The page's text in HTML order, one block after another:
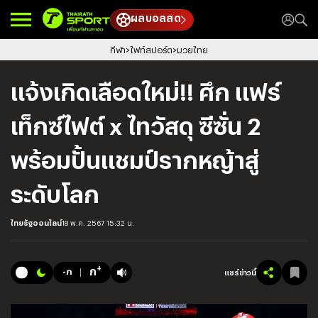
ผลบอลสด
กีฬา ไฟท์สปอร์ต มวยไทย
แจ้งเกิดเลือดใหม่!! ศึก แฟร์
เท็กซ์ไฟต์ x ไทวัสดุ ซีซั่น 2
พร้อมปั้นแชมป์รากหญ้าสู่
ระดับโลก
ไทยรัฐออนไลน์18 พ.ค. 2567 15:32 น.
-ก ก+ แชร์ข่าวนี้